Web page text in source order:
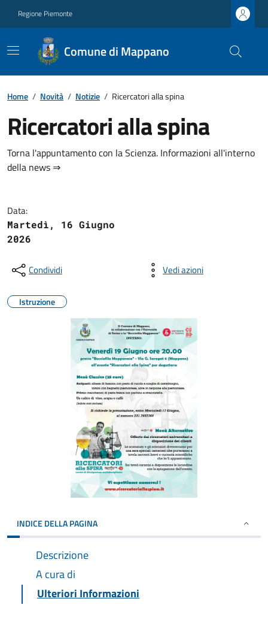
Regione Piemonte
Comune di Mappano
Home / Novità / Notizie / Ricercatori alla spina
Ricercatori alla spina
Torna l'appuntamento con la Scienza. Informazioni all'interno
della news ⇒
Data:
Martedì, 16 Giugno
2026
Condividi Vedi azioni
Istruzione
INDICE DELLA PAGINA
Descrizione
A cura di
Ulteriori Informazioni